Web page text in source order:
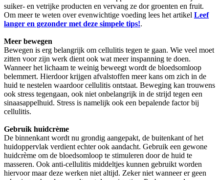
suiker- en vetrijke producten en vervang ze dor groenten en fruit.
Om meer te weten over evenwichtige voeding lees het artikel Leef
langer en gezonder met deze simpele tips!.
Meer bewegen
Bewegen is erg belangrijk om cellulitis tegen te gaan. Wie veel moet
zitten voor zijn werk dient ook wat meer inspanning te doen.
Wanneer het lichaam te weinig beweegt wordt de bloedsomloop
belemmert. Hierdoor krijgen afvalstoffen meer kans om zich in de
huid te nestelen waardoor cellulitis ontstaat. Beweging kan trouwens
ook stress tegengaan, ook niet onbelangrijk in de strijd tegen een
sinaasappelhuid. Stress is namelijk ook een bepalende factor bij
cellulitis.
Gebruik huidcrème
De binnenkant wordt nu grondig aangepakt, de buitenkant of het
huidoppervlak verdient echter ook aandacht. Gebruik een gewone
huidcrème om de bloedsomloop te stimuleren door de huid te
masseren. Ook anti-cellulitis middeltjes kunnen gebruikt worden
hiervoor maar deze werken niet altijd. Zeker niet wanneer er geen